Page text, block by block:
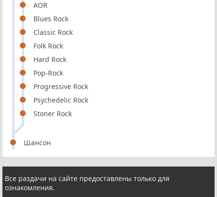
AOR
Blues Rock
Classic Rock
Folk Rock
Hard Rock
Pop-Rock
Progressive Rock
Psychedelic Rock
Stoner Rock
Шансон
Все раздачи на сайте предоставлены только для
ознакомления.